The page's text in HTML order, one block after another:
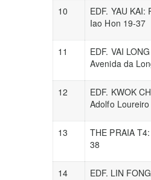
10
EDF. YAU KAI:
Iao Hon 19-37
11
EDF. VAI
Avenida da
12
EDF. KWOK
Adolfo
13
THE PRAIA
38
14
EDF. LIN